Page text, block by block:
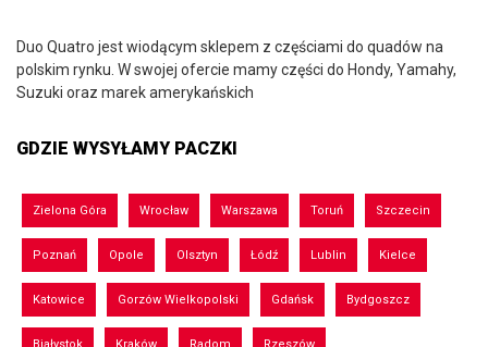
Duo Quatro jest wiodącym sklepem z częściami do quadów na
polskim rynku. W swojej ofercie mamy części do Hondy, Yamahy,
Suzuki oraz marek amerykańskich
GDZIE WYSYŁAMY PACZKI
Zielona Góra Wrocław Warszawa Toruń Szczecin
Poznań Opole Olsztyn Łódź Lublin Kielce
Katowice Gorzów Wielkopolski Gdańsk Bydgoszcz
Białystok Kraków Radom Rzeszów